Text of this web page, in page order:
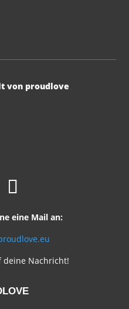
von proudlove
eine Mail an:
Nachricht!